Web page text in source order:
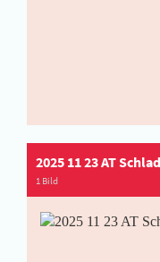
2025 11 23 AT
1 Bild